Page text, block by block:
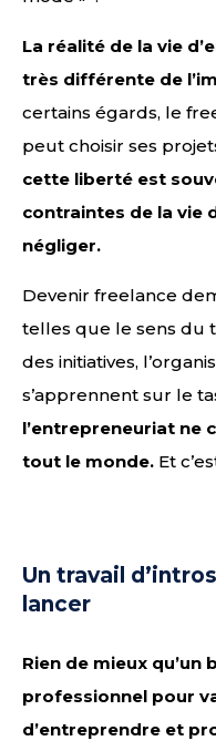
La réalité de la vie
très différente de
certains égards, le
peut choisir ses
cette liberté est
contraintes de la vie
négliger.
Devenir freelance
telles que le sens du
des initiatives,
s’apprennent sur le
l’entrepreneuriat ne
tout le monde. Et
Un travail
lancer
Rien de mieux qu’un
professionnel pour
d’entreprendre et